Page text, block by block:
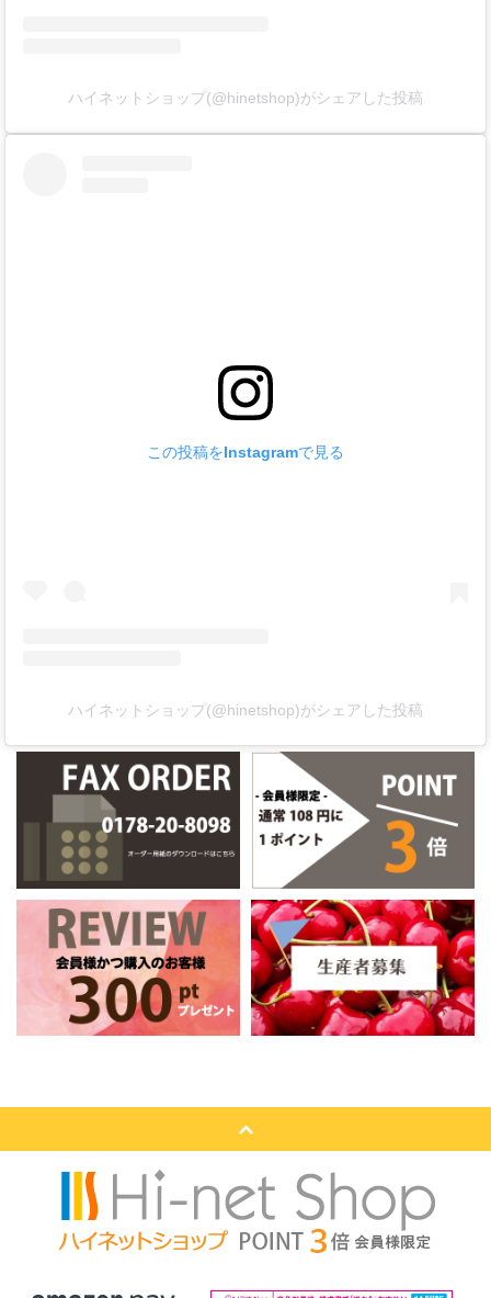
ハイネットショップ(@hinetshop)がシェアした投稿
この投稿をInstagramで見る
ハイネットショップ(@hinetshop)がシェアした投稿